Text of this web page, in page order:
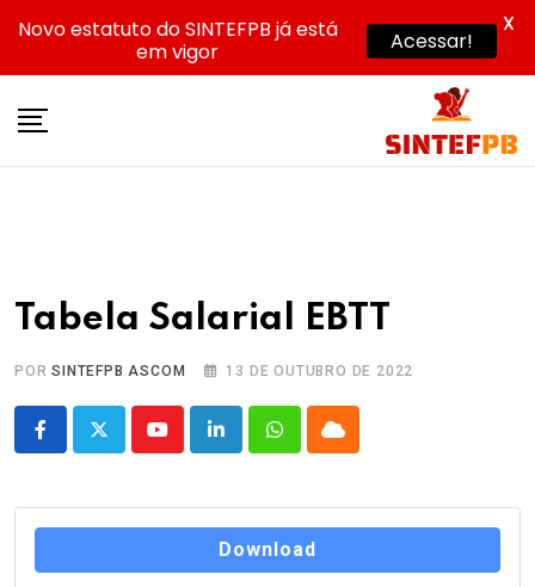
Tabela Salarial EBTT
PORSINTEFPB ASCOM 13 DE OUTUBRO DE 2022
YoutubeLinkedInWhatsappCloud
Download
Novo estatuto do SINTEFPB já está
em vigor
Acessar!
X